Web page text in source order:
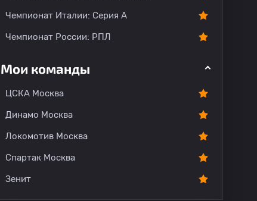
Чемпионат Италии: Серия А
Чемпионат России: РПЛ
Мои команды
ЦСКА Москва
Динамо Москва
Локомотив Москва
Спартак Москва
Зенит